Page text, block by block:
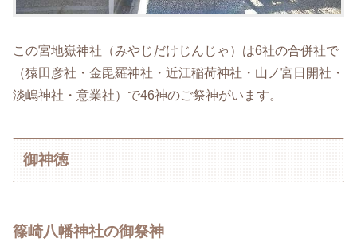
この宮地嶽神社（みやじだけじんじゃ）は6社の合併社で
（猿田彦社・金毘羅神社・近江稲荷神社・山ノ宮日開社・
淡嶋神社・意業社）で46神のご祭神がいます。
御神徳
篠崎八幡神社の御祭神